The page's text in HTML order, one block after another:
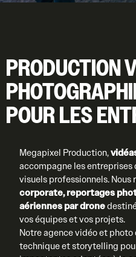
PRODUCTION
POUR LES
Megapixel Production,
accompagne les
visuels professionnels. Nous
corporate, reportages
aériennes par drone
vos équipes et vos projets.
Notre agence vidéo et
technique et storytelling